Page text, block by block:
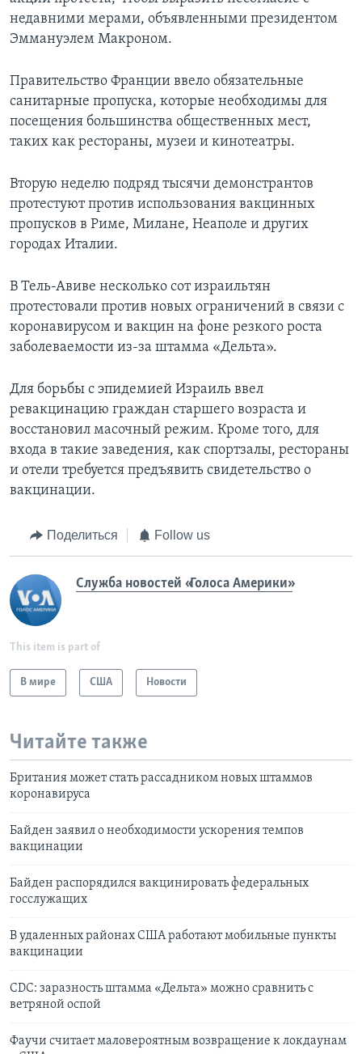
недавними мерами, объявленными президентом
Эммануэлем Макроном.
Правительство Франции ввело обязательные
санитарные пропуска, которые необходимы для
посещения большинства общественных мест,
таких как рестораны, музеи и кинотеатры.
Вторую неделю подряд тысячи демонстрантов
протестуют против использования вакцинных
пропусков в Риме, Милане, Неаполе и других
городах Италии.
В Тель-Авиве несколько сот израильтян
протестовали против новых ограничений в связи с
коронавирусом и вакцин на фоне резкого роста
заболеваемости из-за штамма «Дельта».
Для борьбы с эпидемией Израиль ввел
ревакцинацию граждан старшего возраста и
восстановил масочный режим. Кроме того, для
входа в такие заведения, как спортзалы, рестораны
и отели требуется предъявить свидетельство о
вакцинации.
Поделиться Follow us
Служба новостей «Голоса Америки»
This item is part of
В мире США Новости
Читайте также
Британия может стать рассадником новых штаммов
коронавируса
Байден заявил о необходимости ускорения темпов
вакцинации
Байден распорядился вакцинировать федеральных
госслужащих
В удаленных районах США работают мобильные пункты
вакцинации
CDC: заразность штамма «Дельта» можно сравнить с
ветряной оспой
Фаучи считает маловероятным возвращение к локдаунам